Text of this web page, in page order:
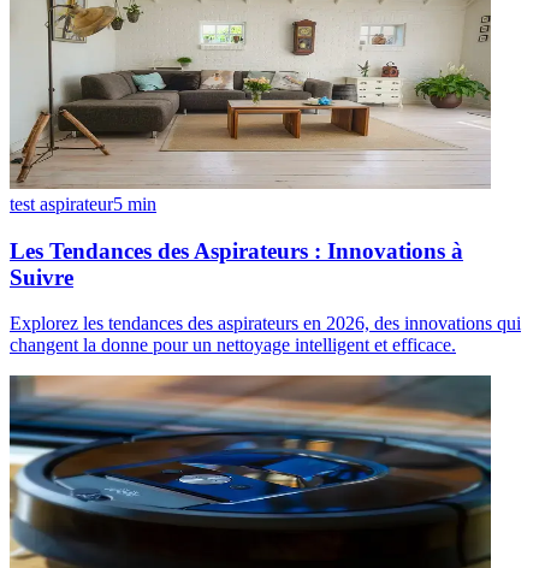
test aspirateur5 min
Les Tendances des Aspirateurs : Innovations à
Suivre
Explorez les tendances des aspirateurs en 2026, des innovations qui
changent la donne pour un nettoyage intelligent et efficace.